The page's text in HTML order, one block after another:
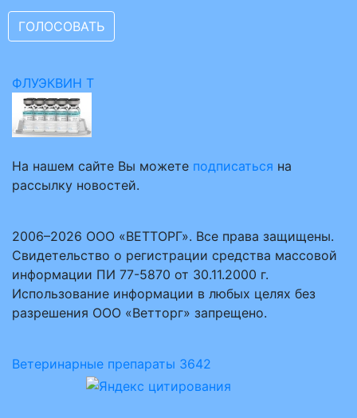
ФЛУЭКВИН Т
На нашем сайте Вы можете подписаться на
рассылку новостей.
2006–2026 ООО «ВЕТТОРГ». Все права защищены.
Свидетельство о регистрации средства массовой
информации ПИ 77-5870 от 30.11.2000 г.
Использование информации в любых целях без
разрешения ООО «Ветторг» запрещено.
Ветеринарные препараты 3642